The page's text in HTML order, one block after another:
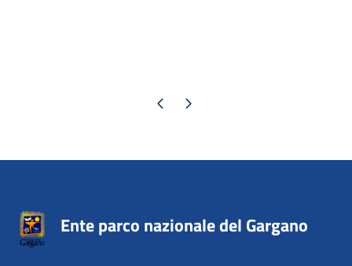
Pagina precedente
Pagina successiva
Ente parco nazionale del Gargano